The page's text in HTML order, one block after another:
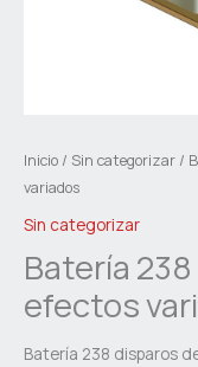
Inicio / Sin categorizar /
variados
Sin categorizar
Batería
efectos
Batería 238 disparos